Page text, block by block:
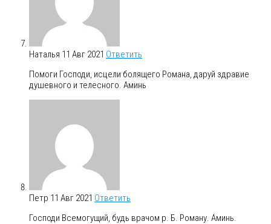
Наталья 11 Авг 2021 Ответить
Помоги Господи, исцели болящего Романа, даруй здравие
душевного и телесного. Аминь
Петр 11 Авг 2021 Ответить
Господи Всемогущий, будь врачом р. Б. Роману. Аминь.